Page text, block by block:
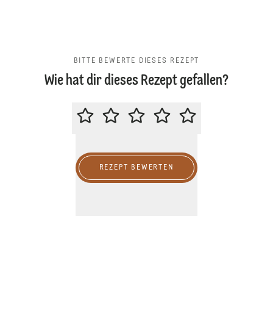
BITTE BEWERTE DIESES REZEPT
Wie hat dir dieses Rezept gefallen?
BITTE BEWERTE DIESES REZEPT
REZEPT BEWERTEN